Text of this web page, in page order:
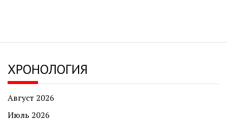
ХРОНОЛОГИЯ
Август 2026
Июль 2026